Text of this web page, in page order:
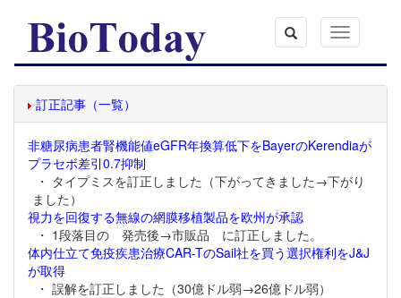
Toggle
navigation
訂正記事（一覧）
非糖尿病患者腎機能値eGFR年換算低下をBayerのKerendiaが
プラセボ差引0.7抑制
・ タイプミスを訂正しました（下がってきました→下がり
ました）
視力を回復する無線の網膜移植製品を欧州が承認
・ 1段落目の 発売後→市販品 に訂正しました。
体内仕立て免疫疾患治療CAR-TのSail社を買う選択権利をJ&J
が取得
・ 誤解を訂正しました（30億ドル弱→26億ドル弱）